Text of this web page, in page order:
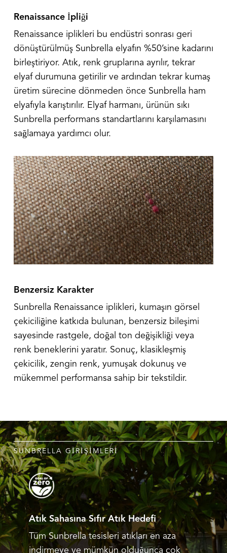
Renaissance İpliği
Renaissance iplikleri bu endüstri sonrası geri
dönüştürülmüş Sunbrella elyafın %50’sine kadarını
birleştiriyor. Atık, renk gruplarına ayrılır, tekrar
elyaf durumuna getirilir ve ardından tekrar kumaş
üretim sürecine dönmeden önce Sunbrella ham
elyafıyla karıştırılır. Elyaf harmanı, ürünün sıkı
Sunbrella performans standartlarını karşılamasını
sağlamaya yardımcı olur.
Benzersiz Karakter
Sunbrella Renaissance iplikleri, kumaşın görsel
çekiciliğine katkıda bulunan, benzersiz bileşimi
sayesinde rastgele, doğal ton değişikliği veya
renk beneklerini yaratır. Sonuç, klasikleşmiş
çekicilik, zengin renk, yumuşak dokunuş ve
mükemmel performansa sahip bir tekstildir.
SUNBRELLA GIRIŞIMLERI
Atık Sahasına Sıfır Atık Hedefi
Tüm Sunbrella tesisleri atıkları en aza
indirmeye ve mümkün olduğunca çok